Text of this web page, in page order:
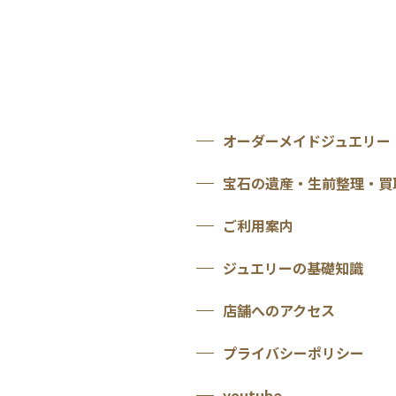
オーダーメイドジュエリー
宝石の遺産・生前整理・
ご利用案内
ジュエリーの基礎知識
店舗へのアクセス
プライバシーポリシー